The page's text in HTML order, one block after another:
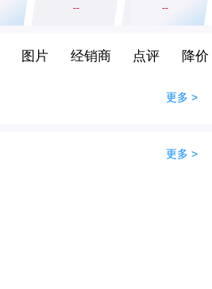
-- --
图片 经销商 点评 降价
更多 >
更多 >